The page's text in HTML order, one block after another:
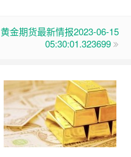
黄金期货最新情报2023-06-15
05:30:01.323699